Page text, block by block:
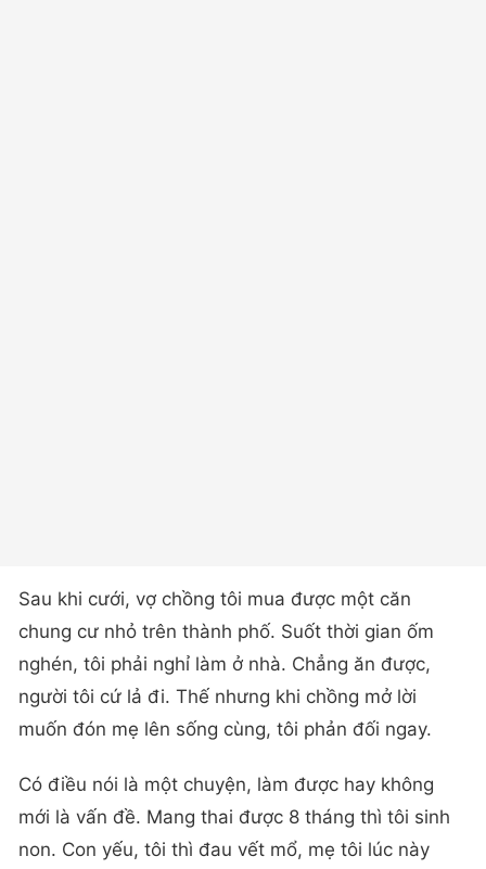
Sau khi cưới, vợ chồng tôi mua được một căn
chung cư nhỏ trên thành phố. Suốt thời gian ốm
nghén, tôi phải nghỉ làm ở nhà. Chẳng ăn được,
người tôi cứ lả đi. Thế nhưng khi chồng mở lời
muốn đón mẹ lên sống cùng, tôi phản đối ngay.
Có điều nói là một chuyện, làm được hay không
mới là vấn đề. Mang thai được 8 tháng thì tôi sinh
non. Con yếu, tôi thì đau vết mổ, mẹ tôi lúc này